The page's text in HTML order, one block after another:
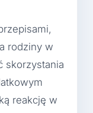
rodziny w
skorzystania
reakcję w